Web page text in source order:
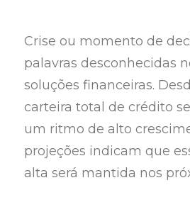
Crise ou momento de
palavras desconhecidas
soluções financeiras.
carteira total de crédito
um ritmo de alto
projeções indicam que
alta será mantida nos